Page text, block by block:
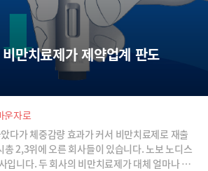
만치료제가 제약업계 판도
운자로
다가 체중감량 효과가 커서 비만치료제로 재출
총 2,3위에 오른 회사들이 있습니다. 노보 노디스
입니다. 두 회사의 비만치료제가 대체 얼마나 효